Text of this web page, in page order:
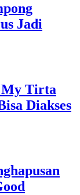
Jadi
My Tirta
Diakses